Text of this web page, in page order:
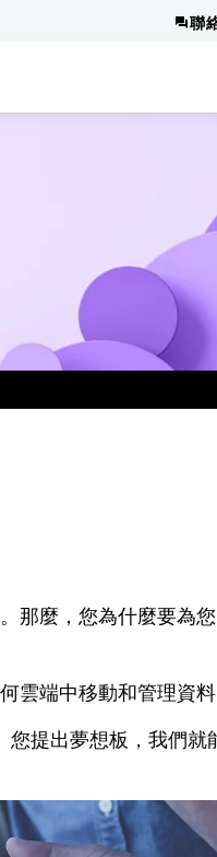
聯
那麼，您為什麼要為
端中移動和管理資料
提出夢想板，我們